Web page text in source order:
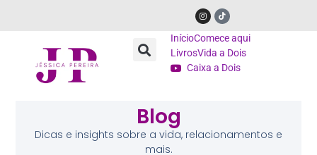
InícioComece aqui
LivrosVida a Dois
Caixa a Dois
Blog
Dicas e insights sobre a vida, relacionamentos e
mais.